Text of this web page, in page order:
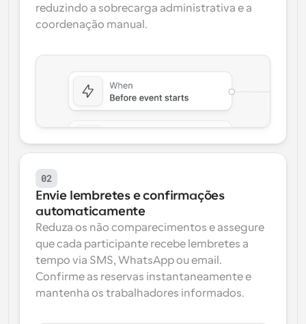
reduzindo a sobrecarga administrativa e a
coordenação manual.
02
Envie lembretes e confirmações
automaticamente
Reduza os não comparecimentos e assegure
que cada participante recebe lembretes a
tempo via SMS, WhatsApp ou email.
Confirme as reservas instantaneamente e
mantenha os trabalhadores informados.